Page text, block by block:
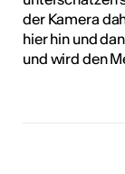
der Kamera
hier hin und
und wird den